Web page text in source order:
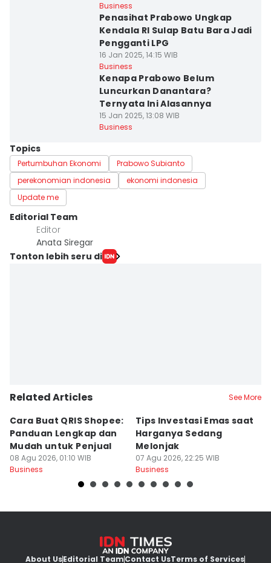
Business
Penasihat Prabowo Ungkap
Kendala RI Sulap Batu Bara Jadi
Pengganti LPG
16 Jan 2025, 14:15 WIB
Business
Kenapa Prabowo Belum
Luncurkan Danantara?
Ternyata Ini Alasannya
15 Jan 2025, 13:08 WIB
Business
Topics
Pertumbuhan Ekonomi
Prabowo Subianto
perekonomian indonesia
ekonomi indonesia
Update me
Editorial Team
Editor
Anata Siregar
Tonton lebih seru di
Related Articles See More
Cara Buat QRIS Shopee:
Panduan Lengkap dan
Mudah untuk Penjual
08 Agu 2026, 01:10 WIB
Business
Tips Investasi Emas saat
Harganya Sedang
Melonjak
07 Agu 2026, 22:25 WIB
Business
About UsEditorial TeamContact UsTerms of Services